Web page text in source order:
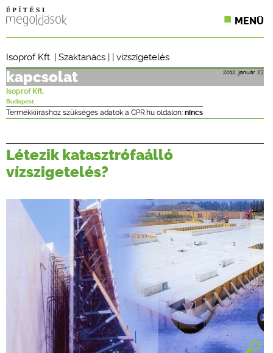
MENÜ
ONLINE KÉPZÉSEK
Isoprof Kft. | Szaktanács | | vízszigetelés
2012. január 27.
kapcsolat
Isoprof Kft.
Budapest
Termékkiíráshoz szükséges adatok a CPR.hu oldalon: nincs
Létezik katasztrófaálló
vízszigetelés?